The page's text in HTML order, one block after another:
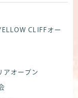
CLIFFオー
アオープン